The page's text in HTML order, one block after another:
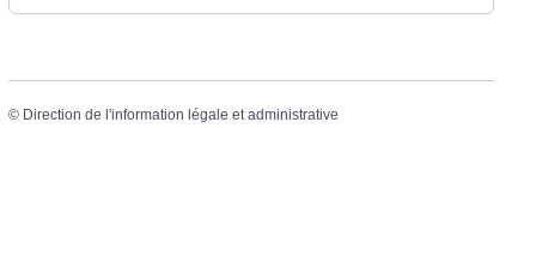
© Direction de l'information légale et administrative